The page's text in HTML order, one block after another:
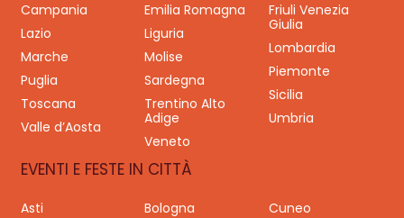
Campania
Emilia Romagna
Friuli Venezia
Giulia
Lazio
Liguria
Lombardia
Marche
Molise
Piemonte
Puglia
Sardegna
Sicilia
Toscana
Trentino Alto
Adige
Umbria
Valle d’Aosta
Veneto
EVENTI E FESTE IN CITTÀ
Asti Bologna
Cuneo